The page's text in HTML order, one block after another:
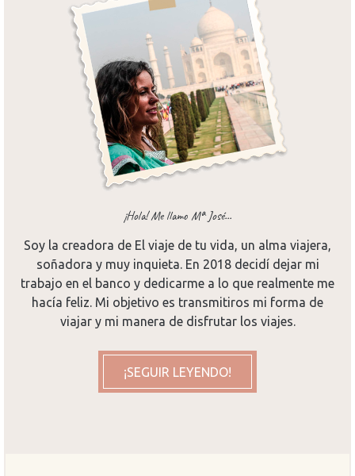
¡Hola! Me llamo Mª José...
Soy la creadora de El viaje de tu vida, un alma viajera,
soñadora y muy inquieta. En 2018 decidí dejar mi
trabajo en el banco y dedicarme a lo que realmente me
hacía feliz. Mi objetivo es transmitiros mi forma de
viajar y mi manera de disfrutar los viajes.
¡SEGUIR LEYENDO!